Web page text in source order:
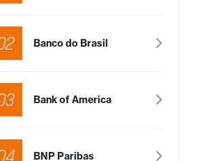
Banco do Brasil
Bank of America
BNP Paribas